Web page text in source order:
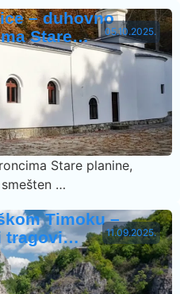
05.10.2025.
– duhovno
Stare…
Stare planine,
…
11.09.2025.
Timoku –
tragovi…